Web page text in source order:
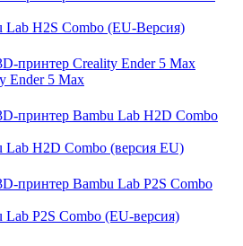
Lab H2S Combo (EU-Версия)
Ender 5 Max
Lab H2D Combo (версия EU)
P2S Combo (EU-версия)